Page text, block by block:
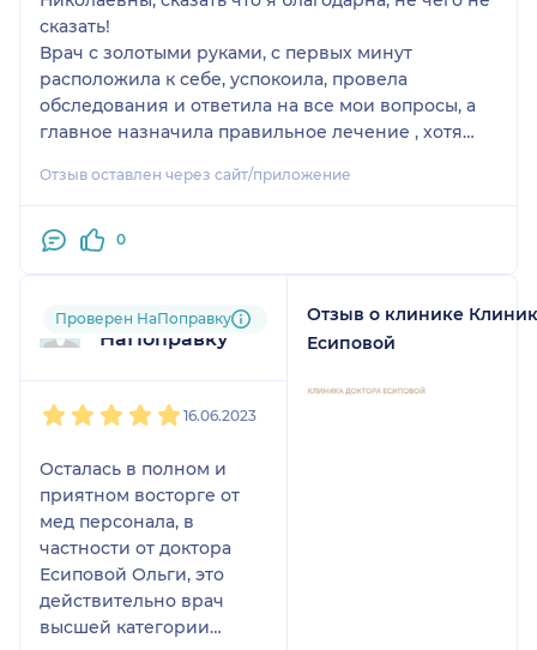
буквально во всех
нюансах здоровья и
всегда находит
причинно-
следственные связи,
когда другие не видят.
открыла свою клинику, я
Это стало логичным
продолжением её
подхода. Теперь по всем
вопросам, касающимся
здоровья — только к
себя в надежных руках,
получаешь комплексный
и по-настоящему
внимательный подход.
Огромное спасибо
сказать!
Врач с золотыми руками, с первых минут
расположила к себе, успокоила, провела
обследования и ответила на все мои вопросы, а
главное назначила правильное лечение , хотя
Дала рекомендации о дальнейшем плане
следовать рекомендациям )
Отзыв оставлен через сайт/приложение
0
Пользователь
НаПоправку
Проверен НаПоправку
16.06.2023
Осталась в полном и
приятном восторге от
мед персонала, в
частности от доктора
Есиповой Ольги, это
действительно врач
высшей категории
Отзыв о клинике
Есиповой